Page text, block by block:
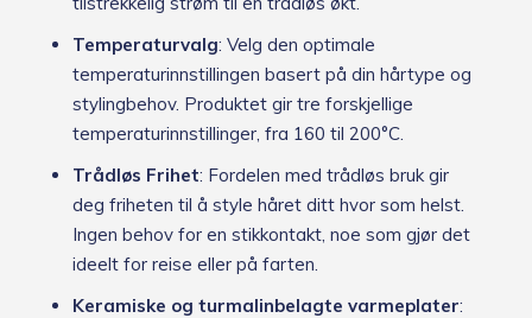
Temperaturvalg: Velg den optimale
temperaturinnstillingen basert på din hårtype og
stylingbehov. Produktet gir tre forskjellige
temperaturinnstillinger, fra 160 til 200°C.
Trådløs Frihet: Fordelen med trådløs bruk gir
deg friheten til å style håret ditt hvor som helst.
Ingen behov for en stikkontakt, noe som gjør det
ideelt for reise eller på farten.
Keramiske og turmalinbelagte varmeplater: